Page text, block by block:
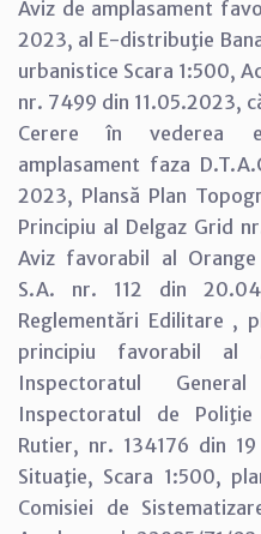
Aviz de amplasament
2023, al E-distribuţie
urbanistice Scara 1:500,
nr. 7499 din 11.05.2023,
Cerere în vederea
amplasament faza
2023, Plansă Plan
Principiu al Delgaz Grid
Aviz favorabil al Orange
S.A. nr. 112 din
Reglementări Edilitare ,
principiu favorabil al
Inspectoratul
Inspectoratul de Poliţie
Rutier, nr. 134176 din
Situaţie, Scara 1:500,
Comisiei de